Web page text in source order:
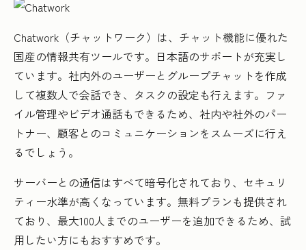
Chatwork（チャットワーク）は、チャット機能に優れた
国産の情報共有ツールです。日本語のサポートが充実し
ています。社内外のユーザーとグループチャットを作成
して複数人で会話でき、タスクの設定も行えます。ファ
イル管理やビデオ通話もできるため、社内や社外のパー
トナー、顧客とのコミュニケーションをスムーズに行え
るでしょう。
サーバーとの通信はすべて暗号化されており、セキュリ
ティー水準が高くなっています。無料プランも提供され
ており、最大100人までのユーザーを追加できるため、試
用したい方にもおすすめです。